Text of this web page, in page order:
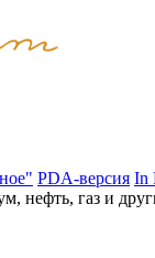
PDA-версия In
нефть, газ и